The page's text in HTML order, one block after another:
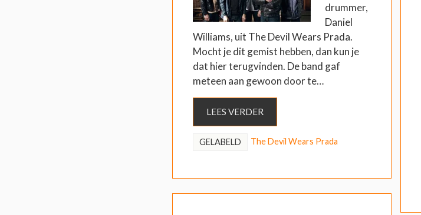
drummer,
Daniel
Williams, uit The Devil Wears Prada.
Mocht je dit gemist hebben, dan kun je
dat hier terugvinden. De band gaf
meteen aan gewoon door te…
LEES VERDER
GELABELD The Devil Wears Prada